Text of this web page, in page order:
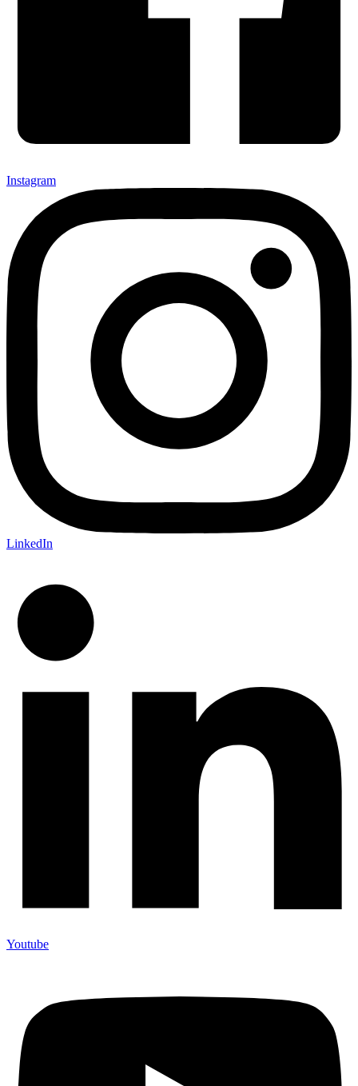
Instagram
LinkedIn
Youtube